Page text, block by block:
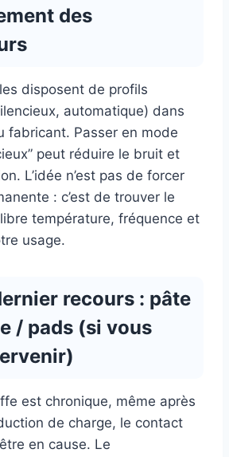
des
disposent de profils
automatique) dans
fabricant. Passer en mode
peut réduire le bruit et
L’idée n’est pas de forcer
: c’est de trouver le
température, fréquence et
usage.
recours : pâte
/ pads (si vous
est chronique, même après
de charge, le contact
en cause. Le